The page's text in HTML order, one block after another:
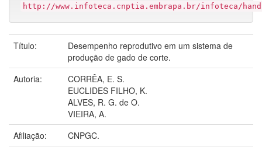
http://www.infoteca.cnptia.embrapa.br/infoteca/
Título:
Desempenho reprodutivo em um sistema de
produção de gado de corte.
Autoria:
CORRÊA, E. S.
EUCLIDES FILHO, K.
ALVES, R. G. de O.
VIEIRA, A.
Afiliação:
CNPGC.